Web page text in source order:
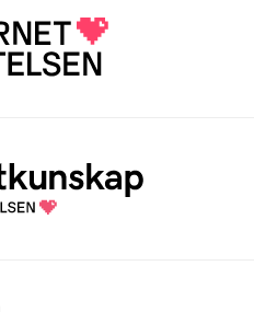
för ett internet som
och samhället
hjälper dig att bli en
internetanvändare